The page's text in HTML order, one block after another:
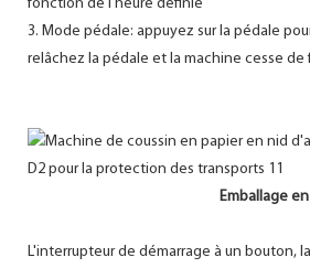
fonction de l'heure définie
3. Mode pédale: appuyez sur la pédale
relâchez la pédale et la machine cesse
Emballage
L'interrupteur de démarrage à un bouton,